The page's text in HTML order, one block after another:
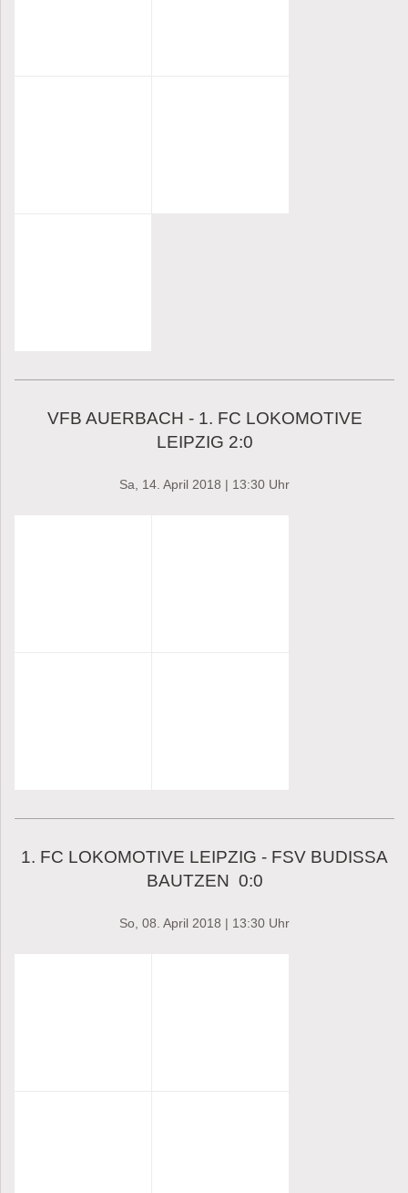
VFB AUERBACH - 1. FC LOKOMOTIVE
LEIPZIG 2:0
Sa, 14. April 2018 | 13:30 Uhr
1. FC LOKOMOTIVE LEIPZIG - FSV BUDISSA
BAUTZEN 0:0
So, 08. April 2018 | 13:30 Uhr